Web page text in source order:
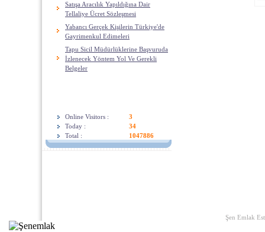
Satışa Aracılık Yapıldığına Dair
Tellaliye Ücret Sözleşmesi
Yabancı Gerçek Kişilerin Türkiye'de
Gayrimenkul Edimeleri
Tapu Sicil Müdürlüklerine Başvuruda
İzlenecek Yöntem Yol Ve Gerekli
Belgeler
Online Visitors :
3
Today :
34
Total :
1047886
Şen Emlak